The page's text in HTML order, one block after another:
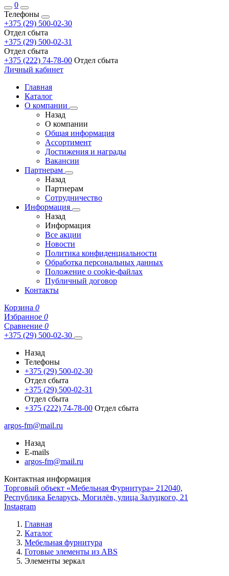
0
Телефоны
+375 (29) 500-02-30
Отдел сбыта
+375 (29) 500-02-31
Отдел сбыта
+375 (222) 74-78-00 Отдел сбыта
Личный кабинет
Главная
Каталог
О компании
Назад
О компании
Общая информация
Ассортимент
Достижения и награды
Вакансии
Партнерам
Назад
Партнерам
Сотрудничество
Информация
Назад
Информация
Все акции
Новости
Политика конфиденциальности
Обработка персональных данных
Положение о cookie-файлах
Публичный договор
Контакты
Корзина 0
Избранное 0
Сравнение 0
+375 (29) 500-02-30
Назад
Телефоны
+375 (29) 500-02-30
Отдел сбыта
+375 (29) 500-02-31
Отдел сбыта
+375 (222) 74-78-00 Отдел сбыта
argos-fm@mail.ru
Назад
E-mails
argos-fm@mail.ru
Контактная информация
Торговый объект «Мебельная Фурнитура» 212040,
Республика Беларусь, Могилёв, улица Залуцкого, 21
Instagram
Главная
Каталог
Мебельная фурнитура
Готовые элементы из ABS
Элементы зеркал